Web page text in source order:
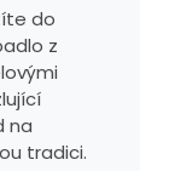
do
z
na
tradici.